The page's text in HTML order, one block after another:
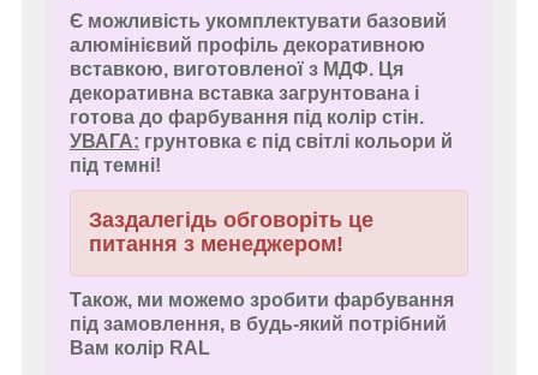
Є можливість укомплектувати базовий
алюмінієвий профіль декоративною
вставкою, виготовленої з МДФ. Ця
декоративна вставка загрунтована і
готова до фарбування під колір стін.
УВАГА: грунтовка є під світлі кольори й
під темні!
Заздалегідь обговоріть це
питання з менеджером!
Також, ми можемо зробити фарбування
під замовлення, в будь-який потрібний
Вам колір RAL